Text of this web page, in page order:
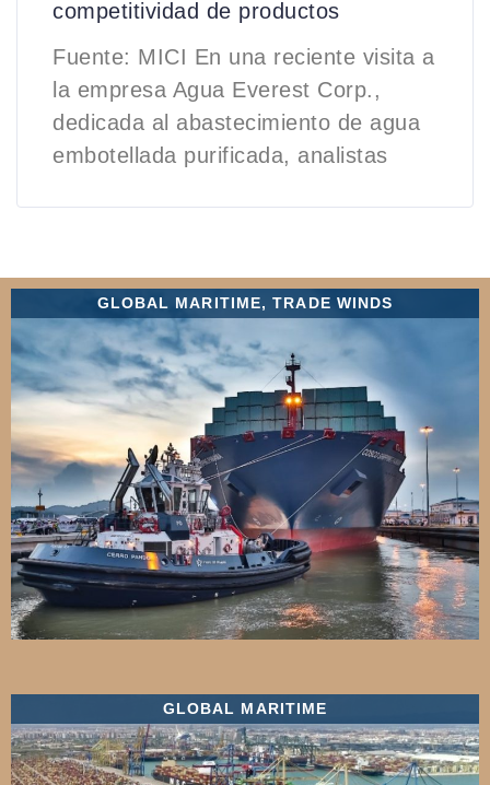
competitividad de productos
Fuente: MICI En una reciente visita a
la empresa Agua Everest Corp.,
dedicada al abastecimiento de agua
embotellada purificada, analistas
GLOBAL MARITIME,TRADE WINDS
GLOBAL MARITIME